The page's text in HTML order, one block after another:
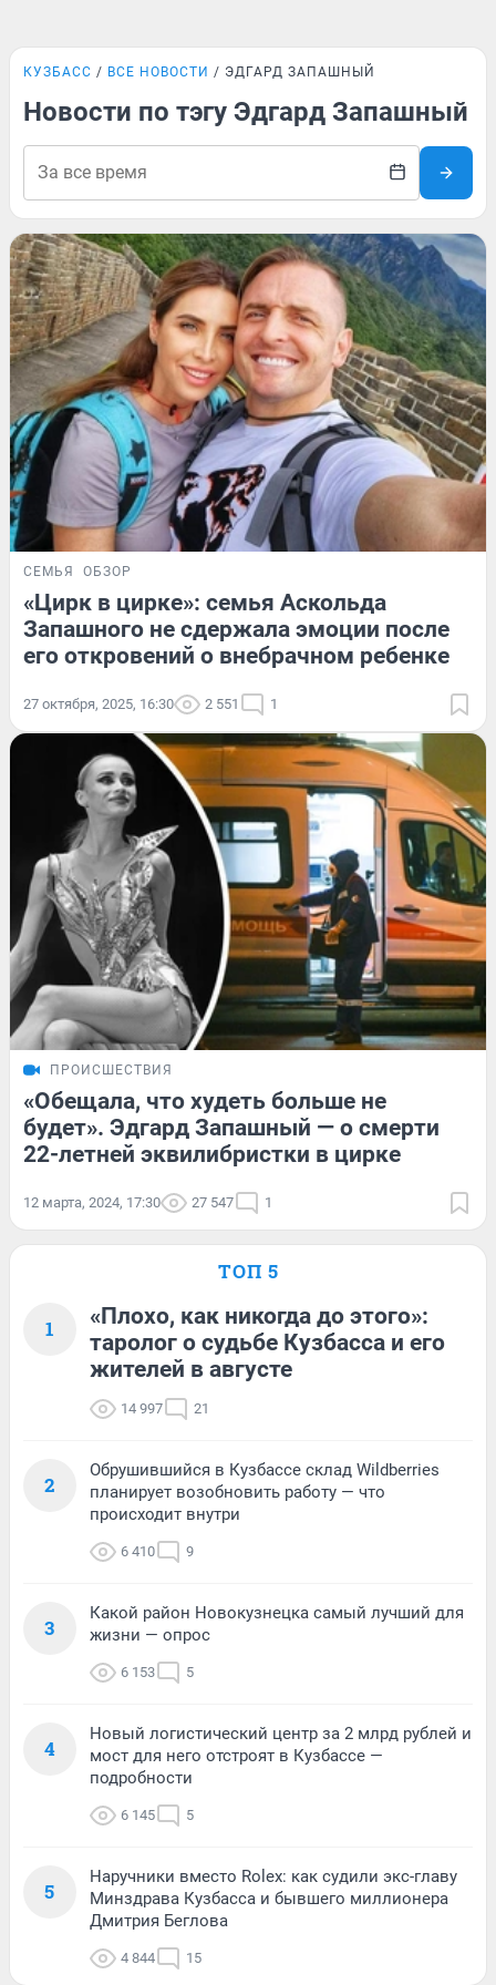
КУЗБАСС ВСЕ НОВОСТИ ЭДГАРД ЗАПАШНЫЙ
Новости по тэгу Эдгард Запашный
СЕМЬЯ ОБЗОР
«Цирк в цирке»: семья Аскольда
Запашного не сдержала эмоции после
его откровений о внебрачном ребенке
27 октября, 2025, 16:30 2 551 1
ПРОИСШЕСТВИЯ
«Обещала, что худеть больше не
будет». Эдгард Запашный — о смерти
22-летней эквилибристки в цирке
12 марта, 2024, 17:30 27 547 1
ТОП 5
1
«Плохо, как никогда до этого»:
таролог о судьбе Кузбасса и его
жителей в августе
14 997 21
2
Обрушившийся в Кузбассе склад Wildberries
планирует возобновить работу — что
происходит внутри
6 410 9
3
Какой район Новокузнецка самый лучший для
жизни — опрос
6 153 5
4
Новый логистический центр за 2 млрд рублей и
мост для него отстроят в Кузбассе —
подробности
6 145 5
5
Наручники вместо Rolex: как судили экс-главу
Минздрава Кузбасса и бывшего миллионера
Дмитрия Беглова
4 844 15